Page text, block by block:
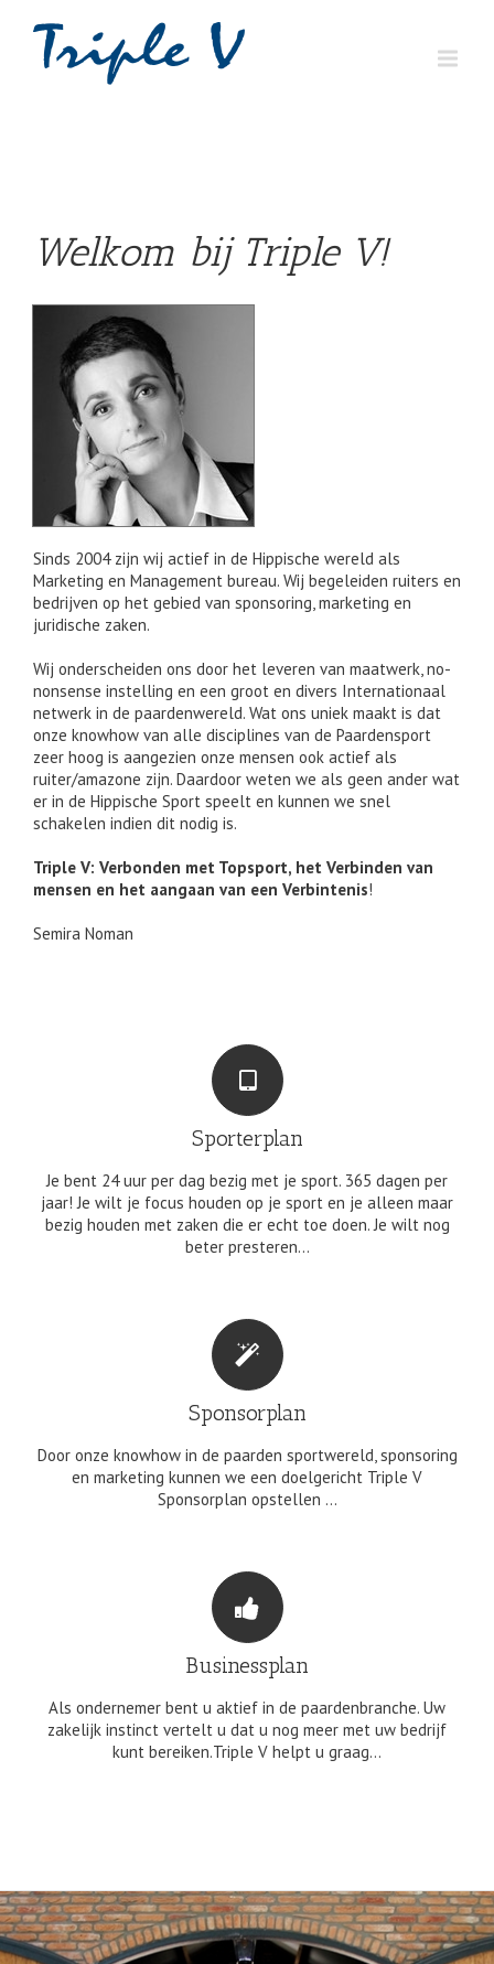
Welkom bij Triple V!
Sinds 2004 zijn wij actief in de Hippische wereld als
Marketing en Management bureau. Wij begeleiden ruiters en
bedrijven op het gebied van sponsoring, marketing en
juridische zaken.
Wij onderscheiden ons door het leveren van maatwerk, no-
nonsense instelling en een groot en divers Internationaal
netwerk in de paardenwereld. Wat ons uniek maakt is dat
onze knowhow van alle disciplines van de Paardensport
zeer hoog is aangezien onze mensen ook actief als
ruiter/amazone zijn. Daardoor weten we als geen ander wat
er in de Hippische Sport speelt en kunnen we snel
schakelen indien dit nodig is.
Triple V: Verbonden met Topsport, het Verbinden van
mensen en het aangaan van een Verbintenis!
Semira Noman
Sporterplan
Je bent 24 uur per dag bezig met je sport. 365 dagen per
jaar! Je wilt je focus houden op je sport en je alleen maar
bezig houden met zaken die er echt toe doen. Je wilt nog
beter presteren…
Sponsorplan
Door onze knowhow in de paarden sportwereld, sponsoring
en marketing kunnen we een doelgericht Triple V
Sponsorplan opstellen …
Businessplan
Als ondernemer bent u aktief in de paardenbranche. Uw
zakelijk instinct vertelt u dat u nog meer met uw bedrijf
kunt bereiken.Triple V helpt u graag…